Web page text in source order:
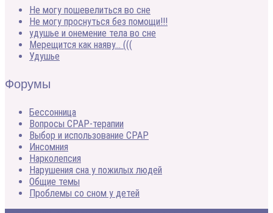
Не могу пошевелиться во сне
Не могу проснуться без помощи!!!
удушье и онемение тела во сне
Мерещится как наяву… (((
Удушье
Форумы
Бессонница
Вопросы CPAP-терапии
Выбор и использование CPAP
Инсомния
Нарколепсия
Нарушения сна у пожилых людей
Общие темы
Проблемы со сном у детей